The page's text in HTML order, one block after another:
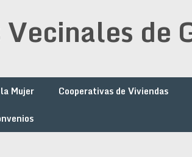
de
Mujer
Cooperativas de Viviendas